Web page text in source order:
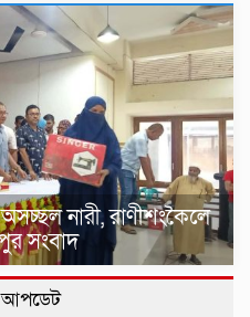
নারী, রাণীশংকৈলে
সংবাদ
আপডেট